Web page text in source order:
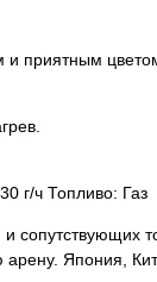
и приятным
г/ч Топливо: Газ
сопутствующих
Япония,